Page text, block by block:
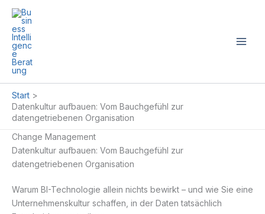
Zum
Inhalt
springen
Start
Datenkultur aufbauen: Vom Bauchgefühl zur
datengetriebenen Organisation
Change Management
Datenkultur aufbauen: Vom Bauchgefühl zur
datengetriebenen Organisation
Warum BI-Technologie allein nichts bewirkt – und wie Sie eine
Unternehmenskultur schaffen, in der Daten tatsächlich